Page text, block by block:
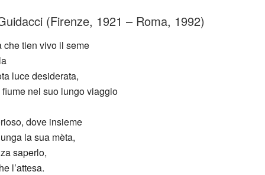
(Firenze, 1921 – Roma, 1992)
che tien vivo il seme
luce desiderata,
nel suo lungo viaggio
dove insieme
la sua mèta,
saperlo,
l’attesa.